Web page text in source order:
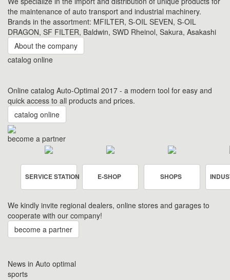
the maintenance of auto transport and industrial machinery.
Brands in the assortment: MFILTER, S-OIL SEVEN, S-OIL
DRAGON, SF FILTER, Baldwin, SWD Rheinol, Sakura, Asakashi
About the company
catalog online
Online catalog Auto-Optimal 2017 - a modern tool for easy and
quick access to all products and prices.
catalog online
become a partner
SERVICE STATION E-SHOP SHOPS
We kindly invite regional dealers, online stores and garages to
cooperate with our company!
become a partner
News in Auto optimal
sports